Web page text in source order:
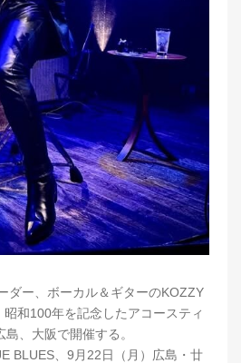
ダー、ボーカル＆ギターのKOZZY
和100年を記念したアコースティ
、大阪で開催する。
BLUES、9月22日（月）広島・廿